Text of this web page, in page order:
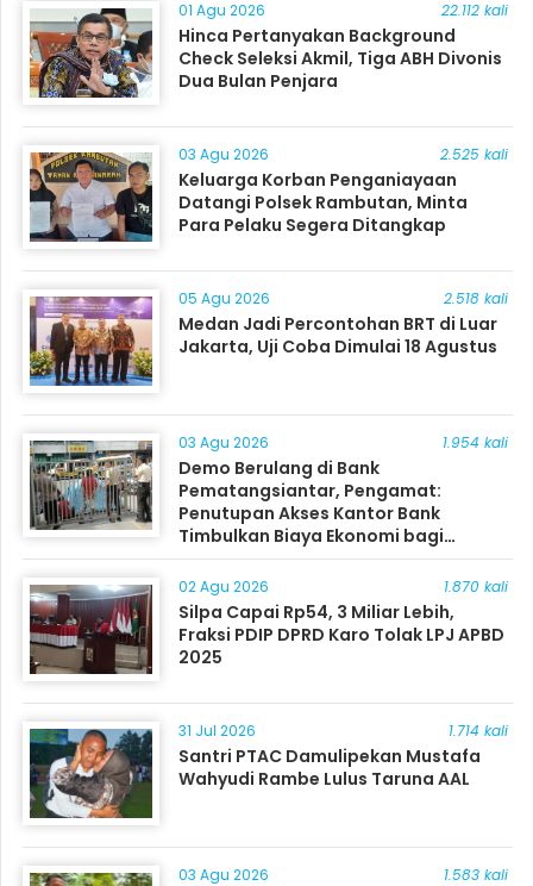
01 Agu 2026 22.112 kali
Hinca Pertanyakan Background
Check Seleksi Akmil, Tiga ABH Divonis
Dua Bulan Penjara
03 Agu 2026 2.525 kali
Keluarga Korban Penganiayaan
Datangi Polsek Rambutan, Minta
Para Pelaku Segera Ditangkap
05 Agu 2026 2.518 kali
Medan Jadi Percontohan BRT di Luar
Jakarta, Uji Coba Dimulai 18 Agustus
03 Agu 2026 1.954 kali
Demo Berulang di Bank
Pematangsiantar, Pengamat:
Penutupan Akses Kantor Bank
Timbulkan Biaya Ekonomi bagi
Masyarakat
02 Agu 2026 1.870 kali
Silpa Capai Rp54, 3 Miliar Lebih,
Fraksi PDIP DPRD Karo Tolak LPJ APBD
2025
31 Jul 2026 1.714 kali
Santri PTAC Damulipekan Mustafa
Wahyudi Rambe Lulus Taruna AAL
03 Agu 2026 1.583 kali